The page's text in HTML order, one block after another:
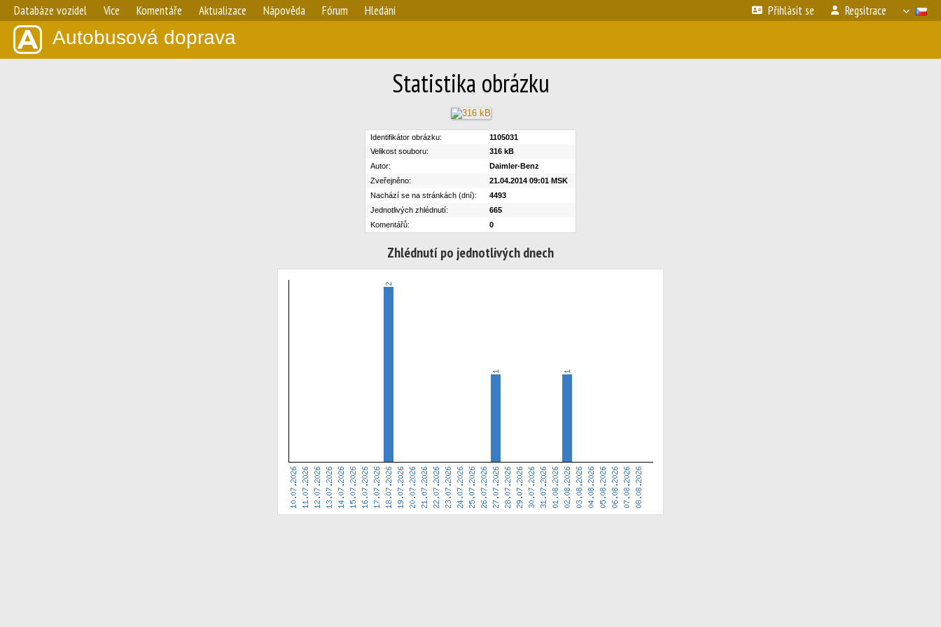
Databáze vozidel Více Komentáře Aktualizace Nápověda Fórum Hledání Přihlásit se Regsitrace
Autobusová doprava
Statistika obrázku
Identifikátor obrázku:
1105031
Velikost souboru:
316 kB
Autor:
Daimler-Benz
Zveřejněno:
21.04.2014 09:01 MSK
Nachází se na stránkách (dní):
4493
Jednotlivých zhlédnutí:
665
Komentářů:
0
Zhlédnutí po jednotlivých dnech